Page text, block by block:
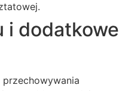
i dodatkowe